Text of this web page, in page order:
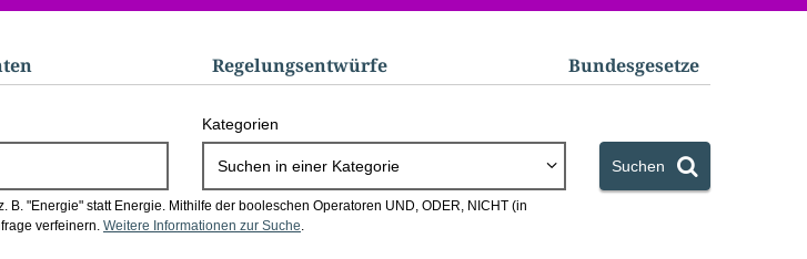
Regelungs­entwürfe Bundes­gesetze
Kategorien
Suchen in einer Kategorie Suchen
B. "Energie" statt Energie. Mithilfe der booleschen Operatoren UND, ODER, NICHT (in
verfeinern. Weitere Informationen zur Suche.